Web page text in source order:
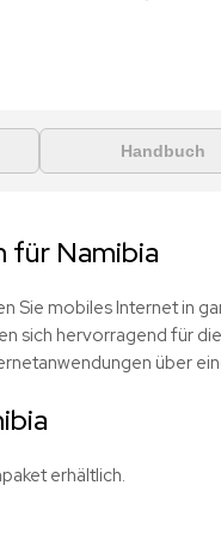
Handbuch
für Namibia
mobiles Internet in
sich hervorragend für
über
erhältlich.